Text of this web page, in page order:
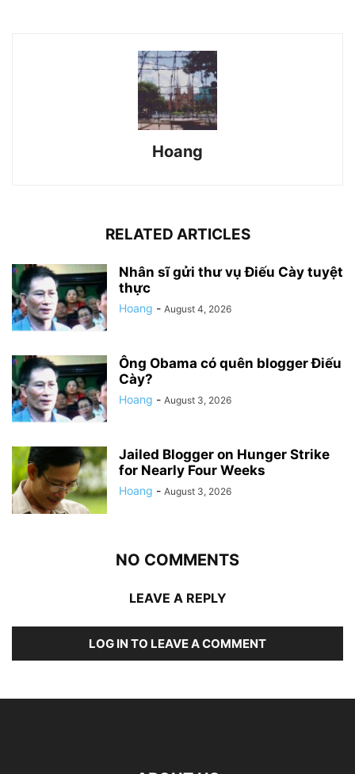
Hoang
RELATED ARTICLES
Nhân sĩ gửi thư vụ Điếu Cày tuyệt
thực
Hoang - August 4, 2026
Ông Obama có quên blogger Điếu
Cày?
Hoang - August 3, 2026
Jailed Blogger on Hunger Strike
for Nearly Four Weeks
Hoang - August 3, 2026
NO COMMENTS
LEAVE A REPLY
LOG IN TO LEAVE A COMMENT